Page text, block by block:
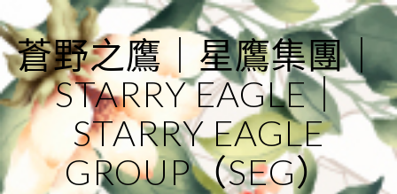
to
content
蒼野之鷹｜星鷹集團｜
STARRY EAGLE｜
STARRY EAGLE
GROUP（SEG）